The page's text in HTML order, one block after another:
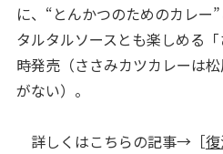
に、“とんかつのためのカレー
タルタルソースとも楽しめる
時発売（ささみカツカレーは
がない）。
詳しくはこちらの記事→［